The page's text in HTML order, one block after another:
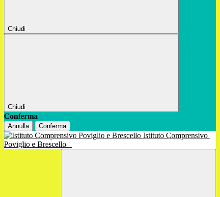
Chiudi
Chiudi
Conferma
Annulla Conferma
Istituto Comprensivo
Poviglio e Brescello